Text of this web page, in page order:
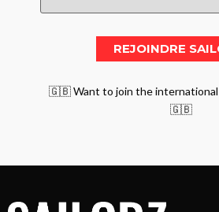
🇬🇧 Want to join the international
🇬🇧